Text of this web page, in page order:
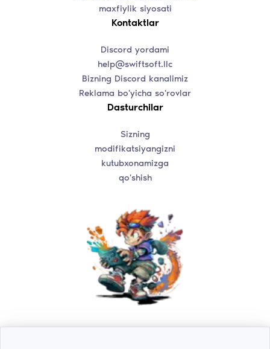
maxfiylik siyosati
Kontaktlar
Discord yordami
help@swiftsoft.llc
Bizning Discord kanalimiz
Reklama bo'yicha so'rovlar
Dasturchilar
Sizning
modifikatsiyangizni
kutubxonamizga
qo'shish